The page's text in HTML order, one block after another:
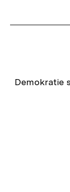
Zur
Demokratie